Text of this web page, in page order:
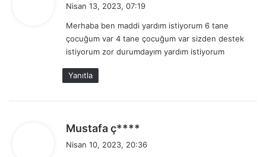
i
k
i
Nisan 13, 2023, 07:19
Merhaba ben maddi yardım istiyorum 6 tane
çocuğum var 4 tane çocuğum var sizden destek
istiyorum zor durumdayım yardım istiyorum
Yanıtla
Mustafa ç****
Nisan 10, 2023, 20:36